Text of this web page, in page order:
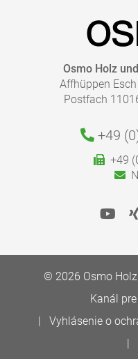
KOĽKO NÁTEROV
S našim kalkulátorom
Dodržujte ďalšie
Osmo Holz
Affhüppen
Postfach
+49
+49
© 2026 Osmo Holz
Kanál
Vyhlásenie o